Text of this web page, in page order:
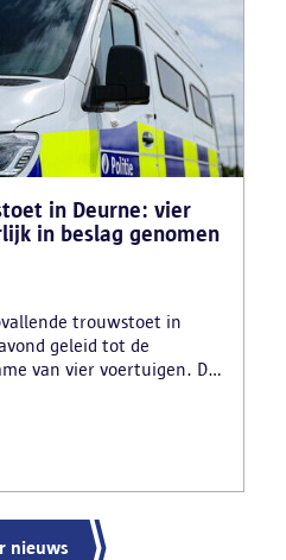
in Deurne: vier
in beslag genomen
trouwstoet in
geleid tot de
van vier voertuigen. De
melding hadden
die dat als gevolg had.
nieuws